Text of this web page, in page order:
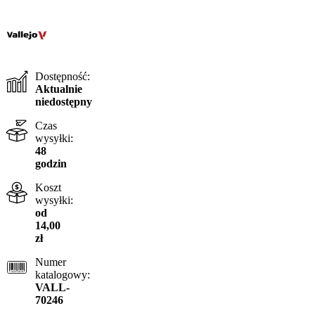
Dostępność:
Aktualnie
niedostępny
Czas
wysyłki:
48
godzin
Koszt
wysyłki:
od
14,00
zł
Numer
katalogowy:
VALL-
70246